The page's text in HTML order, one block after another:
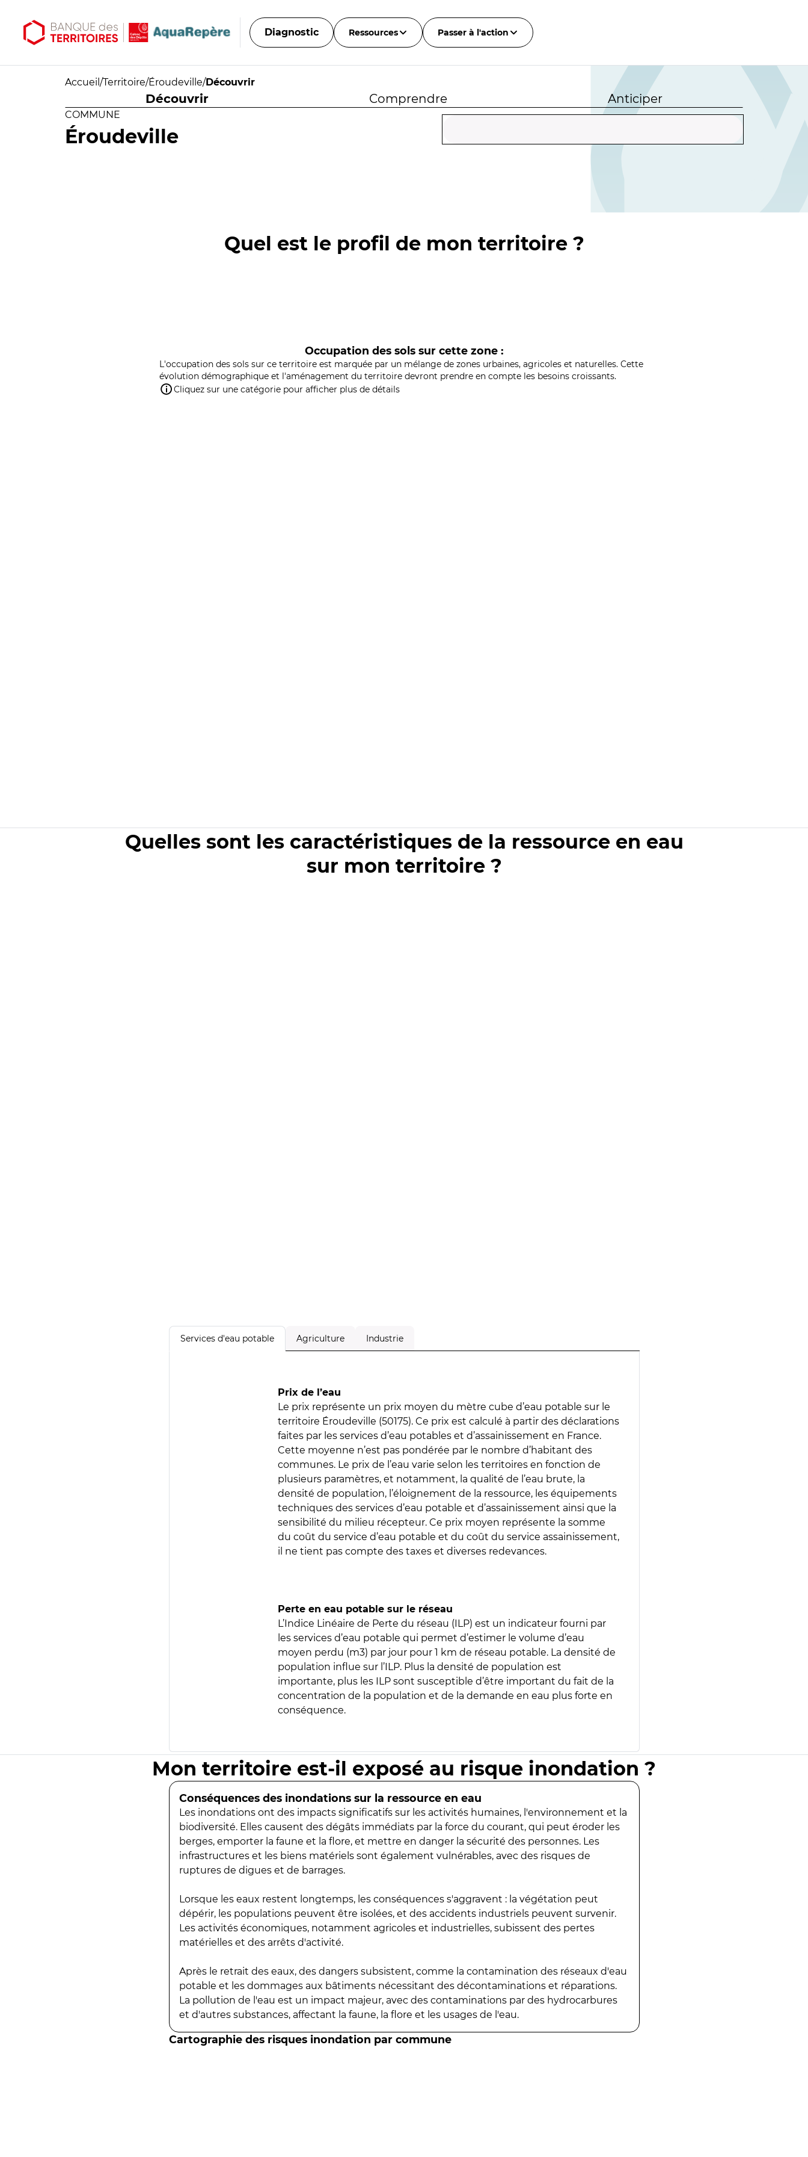
Diagnostic Ressources Passer à l'action
Accueil /Territoire/Éroudeville/Découvrir
Découvrir Comprendre Anticiper
COMMUNE
Éroudeville
Quel est le profil de mon territoire ?
Occupation des sols sur cette zone :
L'occupation des sols sur ce territoire est marquée par un mélange de zones urbaines, agricoles et naturelles. Cette
évolution démographique et l'aménagement du territoire devront prendre en compte les besoins croissants.
Cliquez sur une catégorie pour afficher plus de détails
Quelles sont les caractéristiques de la ressource en eau
sur mon territoire ?
Services d'eau potable Agriculture Industrie
Prix de l’eau
Le prix représente un prix moyen du mètre cube d’eau potable sur le
territoire Éroudeville (50175). Ce prix est calculé à partir des déclarations
faites par les services d’eau potables et d’assainissement en France.
Cette moyenne n’est pas pondérée par le nombre d’habitant des
communes. Le prix de l’eau varie selon les territoires en fonction de
plusieurs paramètres, et notamment, la qualité de l’eau brute, la
densité de population, l’éloignement de la ressource, les équipements
techniques des services d’eau potable et d’assainissement ainsi que la
sensibilité du milieu récepteur. Ce prix moyen représente la somme
du coût du service d’eau potable et du coût du service assainissement,
il ne tient pas compte des taxes et diverses redevances.
Perte en eau potable sur le réseau
L’Indice Linéaire de Perte du réseau (ILP) est un indicateur fourni par
les services d’eau potable qui permet d’estimer le volume d’eau
moyen perdu (m3) par jour pour 1 km de réseau potable. La densité de
population influe sur l’ILP. Plus la densité de population est
importante, plus les ILP sont susceptible d’être important du fait de la
concentration de la population et de la demande en eau plus forte en
conséquence.
Mon territoire est-il exposé au risque inondation ?
Conséquences des inondations sur la ressource en eau
Les inondations ont des impacts significatifs sur les activités humaines, l'environnement et la
biodiversité. Elles causent des dégâts immédiats par la force du courant, qui peut éroder les
berges, emporter la faune et la flore, et mettre en danger la sécurité des personnes. Les
infrastructures et les biens matériels sont également vulnérables, avec des risques de
ruptures de digues et de barrages.
Lorsque les eaux restent longtemps, les conséquences s'aggravent : la végétation peut
dépérir, les populations peuvent être isolées, et des accidents industriels peuvent survenir.
Les activités économiques, notamment agricoles et industrielles, subissent des pertes
matérielles et des arrêts d'activité.
Après le retrait des eaux, des dangers subsistent, comme la contamination des réseaux d'eau
potable et les dommages aux bâtiments nécessitant des décontaminations et réparations.
La pollution de l'eau est un impact majeur, avec des contaminations par des hydrocarbures
et d'autres substances, affectant la faune, la flore et les usages de l'eau.
Cartographie des risques inondation par commune